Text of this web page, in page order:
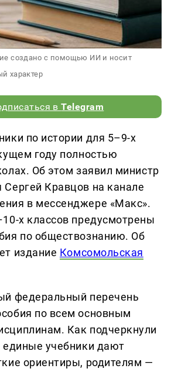
создано с помощью ИИ и носит
характер
вTelegram
по истории для 5–9-х
году полностью
Об этом заявил министр
Сергей Кравцов на канале
в мессенджере «Макс».
х классов предусмотрены
по обществознанию. Об
издание Комсомольская
федеральный перечень
по всем основным
Как подчеркнули
единые учебники дают
ориентиры, родителям —